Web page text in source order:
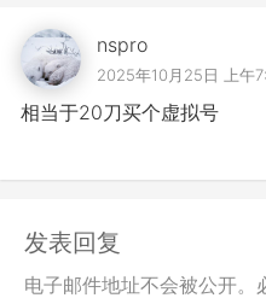
nspro
2025年10月25日 上午
相当于20刀买个虚拟号
发表回复
电子邮件地址不会被公开。